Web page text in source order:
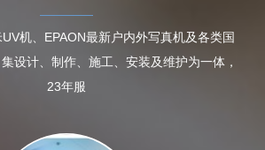
机、EPAON最新户内外写真机及各类国
设计、制作、施工、安装及维护为一体，
23年服